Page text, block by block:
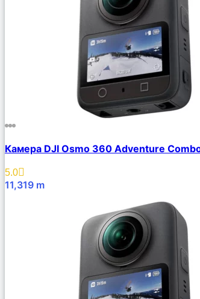
Камера DJI Osmo 360 Adventure
5.0
11,319 m